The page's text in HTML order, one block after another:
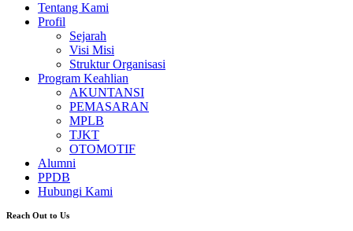
Tentang Kami
Profil
Sejarah
Visi Misi
Struktur Organisasi
Program Keahlian
AKUNTANSI
PEMASARAN
MPLB
TJKT
OTOMOTIF
Alumni
PPDB
Hubungi Kami
Reach Out to Us